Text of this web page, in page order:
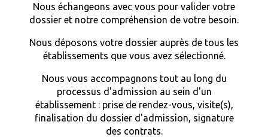
Nous échangeons avec vous pour valider votre
dossier et notre compréhension de votre besoin.
Nous déposons votre dossier auprès de tous les
établissements que vous avez sélectionné.
Nous vous accompagnons tout au long du
processus d'admission au sein d'un
établissement : prise de rendez-vous, visite(s),
finalisation du dossier d'admission, signature
des contrats.